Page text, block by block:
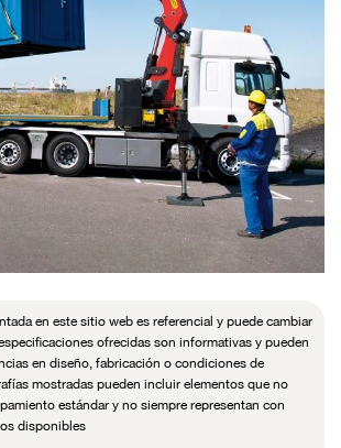
en este sitio web es referencial y puede cambiar
ofrecidas son informativas y pueden
en diseño, fabricación o condiciones de
mostradas pueden incluir elementos que no
estándar y no siempre representan con
disponibles